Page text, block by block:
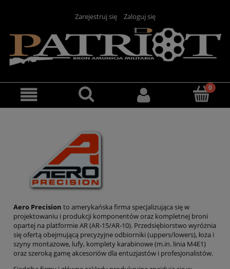
Zarejestruj się Zaloguj się
Aero Precision to amerykańska firma specjalizująca się w
projektowaniu i produkcji komponentów oraz kompletnej broni
opartej na platformie AR (AR‑15/AR‑10). Przedsiębiorstwo wyróżnia
się ofertą obejmującą precyzyjne odbiorniki (uppers/lowers), łoża i
szyny montażowe, lufy, komplety karabinowe (m.in. linia M4E1)
oraz szeroką gamę akcesoriów dla entuzjastów i profesjonalistów.